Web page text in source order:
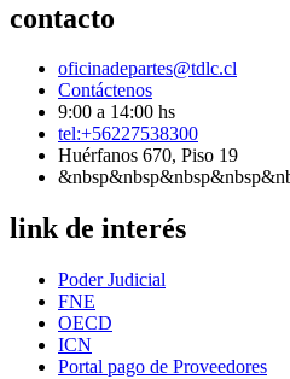
contacto
oficinadepartes@tdlc.cl
Contáctenos
9:00 a 14:00 hs
tel:+56227538300
Huérfanos 670, Piso 19
link de interés
Poder Judicial
FNE
OECD
ICN
Portal pago de Proveedores